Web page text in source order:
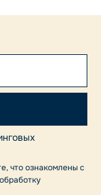
что ознакомлены с